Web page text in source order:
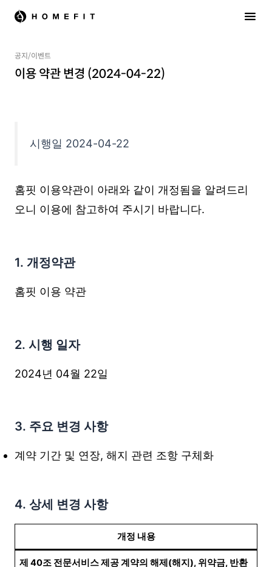
공지/이벤트
이용 약관 변경 (2024-04-22)
시행일 2024-04-22
홈핏 이용약관이 아래와 같이 개정됨을 알려드리
오니 이용에 참고하여 주시기 바랍니다.
1. 개정약관
홈핏 이용 약관
2. 시행 일자
2024년 04월 22일
3. 주요 변경 사항
계약 기간 및 연장, 해지 관련 조항 구체화
4. 상세 변경 사항
개정 내용
제 40조 전문서비스 제공 계약의 해제(해지), 위약금, 반환